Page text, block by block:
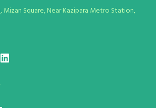
Mizan Square, Near Kazipara Metro Station,